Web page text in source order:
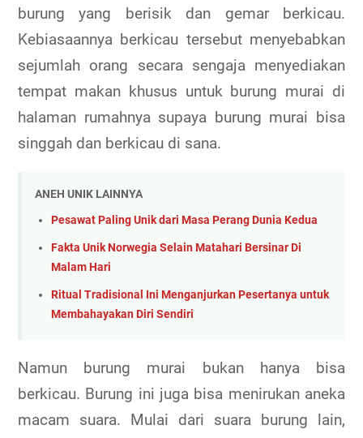
burung yang berisik dan gemar berkicau.
Kebiasaannya berkicau tersebut menyebabkan
sejumlah orang secara sengaja menyediakan
tempat makan khusus untuk burung murai di
halaman rumahnya supaya burung murai bisa
singgah dan berkicau di sana.
ANEH UNIK LAINNYA
Pesawat Paling Unik dari Masa Perang Dunia Kedua
Fakta Unik Norwegia Selain Matahari Bersinar Di
Malam Hari
Ritual Tradisional Ini Menganjurkan Pesertanya untuk
Membahayakan Diri Sendiri
Namun burung murai bukan hanya bisa
berkicau. Burung ini juga bisa menirukan aneka
macam suara. Mulai dari suara burung lain,